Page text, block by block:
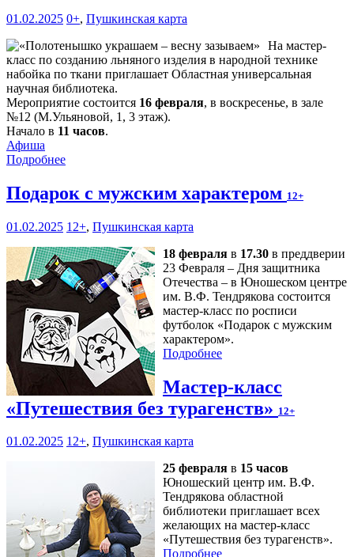
01.02.2025 0+, Пушкинская карта
На мастер-
класс по созданию льняного изделия в народной технике
набойка по ткани приглашает Областная универсальная
научная библиотека.
Мероприятие состоится 16 февраля, в воскресенье, в зале
№12 (М.Ульяновой, 1, 3 этаж).
Начало в 11 часов.
Афиша
Подробнее
Подарок с мужским характером 12+
01.02.2025 12+, Пушкинская карта
18 февраля в 17.30 в преддверии
23 Февраля – Дня защитника
Отечества – в Юношеском центре
им. В.Ф. Тендрякова состоится
мастер-класс по росписи
футболок «Подарок с мужским
характером».
Подробнее
Мастер-класс
«Путешествия без турагенств» 12+
01.02.2025 12+, Пушкинская карта
25 февраля в 15 часов
Юношеский центр им. В.Ф.
Тендрякова областной
библиотеки приглашает всех
желающих на мастер-класс
«Путешествия без турагенств».
Подробнее